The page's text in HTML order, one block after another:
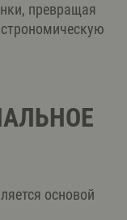
превращая
основой